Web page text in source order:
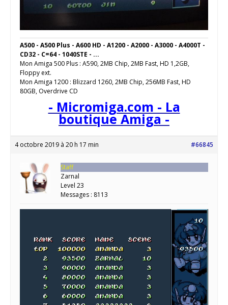
A500 - A500 Plus - A600 HD - A1200 - A2000 - A3000 - A4000T -
CD32 - C=64 - 1040STE - ...
Mon Amiga 500 Plus : A590, 2MB Chip, 2MB Fast, HD 1,2GB,
Floppy ext.
Mon Amiga 1200 : Blizzard 1260, 2MB Chip, 256MB Fast, HD
80GB, Overdrive CD
- Micromiga.com - La
boutique Amiga -
4 octobre 2019 à 20 h 17 min #66845
Staff
Zarnal
Level 23
Messages : 8113